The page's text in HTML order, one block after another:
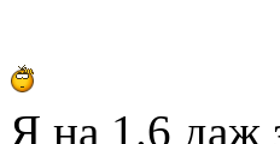
Я на 1.6 даж